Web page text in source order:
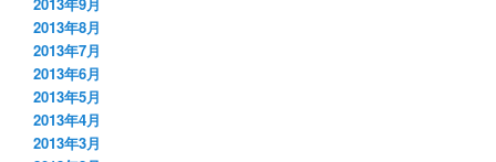
2013年9月
2013年8月
2013年7月
2013年6月
2013年5月
2013年4月
2013年3月